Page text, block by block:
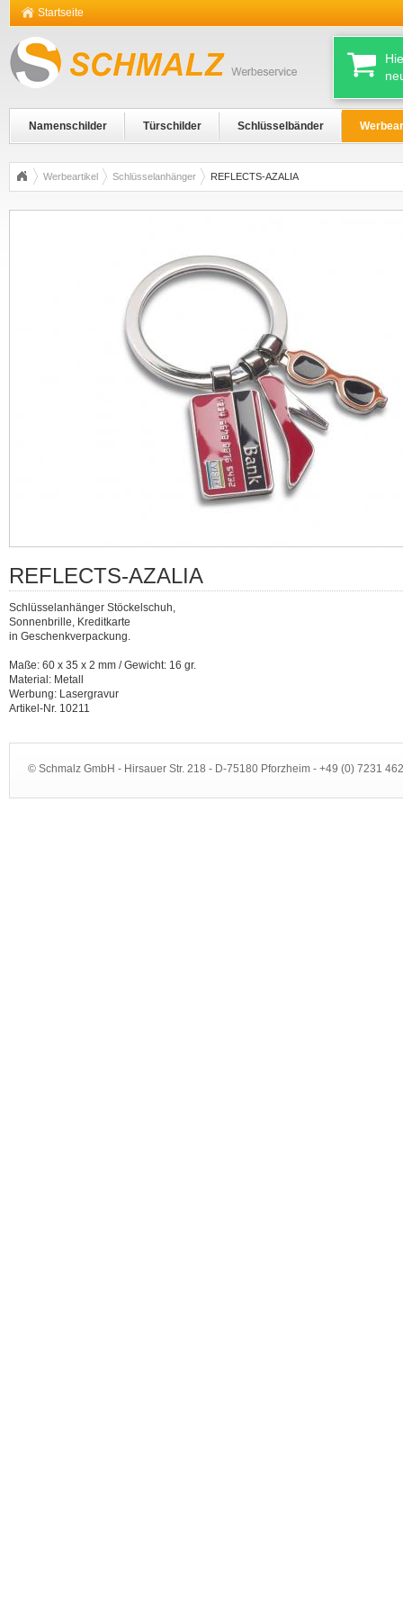
Startseite
Namenschilder Türschilder Schlüsselbänder
Werbeartikel Schlüsselanhänger REFLECTS-AZALIA
REFLECTS-AZALIA
Schlüsselanhänger Stöckelschuh,
Sonnenbrille, Kreditkarte
in Geschenkverpackung.
Maße: 60 x 35 x 2 mm / Gewicht: 16 gr.
Material: Metall
Werbung: Lasergravur
Artikel-Nr. 10211
© Schmalz GmbH - Hirsauer Str. 218 - D-75180 Pforzheim - +49 (0) 7231